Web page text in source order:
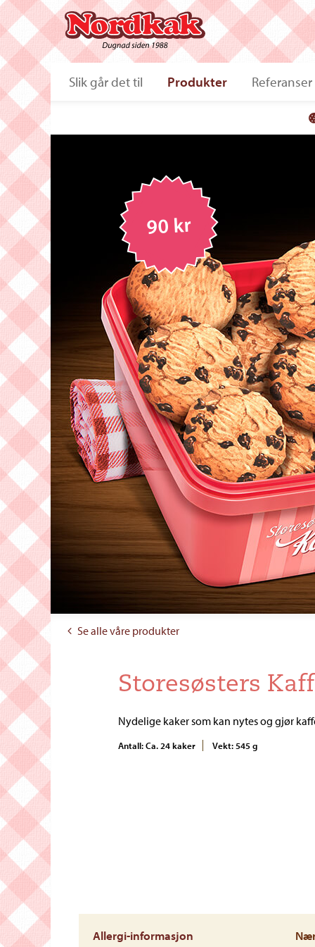
Slik går det til Produkter Referanser
90 kr
Se alle våre produkter
Storesøsters
Nydelige kaker som kan nytes og gjør
Antall: Ca. 24 kaker Vekt: 545 g
Allergi-informasjon